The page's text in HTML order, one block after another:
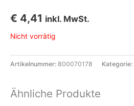
€ 4,41 inkl. MwSt.
Nicht vorrätig
Artikelnummer: 800070178 Kategorie:
Ähnliche Produkte